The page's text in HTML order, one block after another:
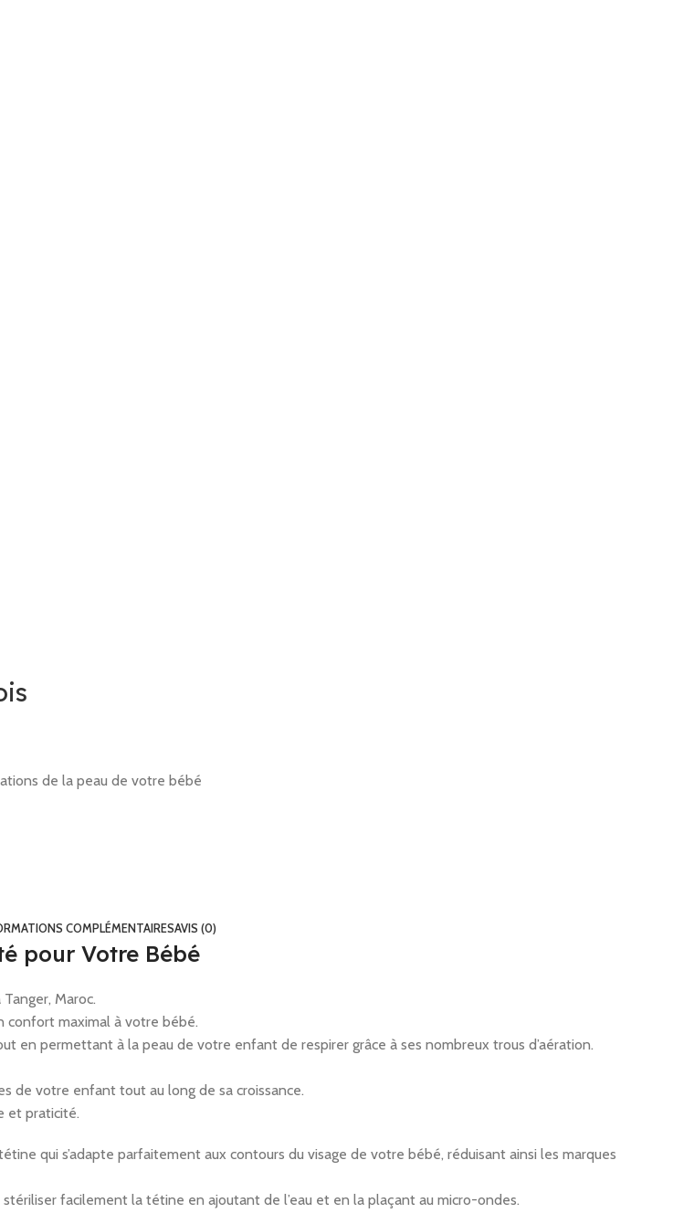
de la peau de votre bébé
COMPLÉMENTAIRESAVIS (0)
pour Votre Bébé
Maroc.
confort maximal à votre bébé.
permettant à la peau de votre enfant de respirer grâce à ses nombreux trous d’aération.
de votre enfant tout au long de sa croissance.
et praticité.
qui s’adapte parfaitement aux contours du visage de votre bébé, réduisant ainsi les marques
facilement la tétine en ajoutant de l’eau et en la plaçant au micro-ondes.